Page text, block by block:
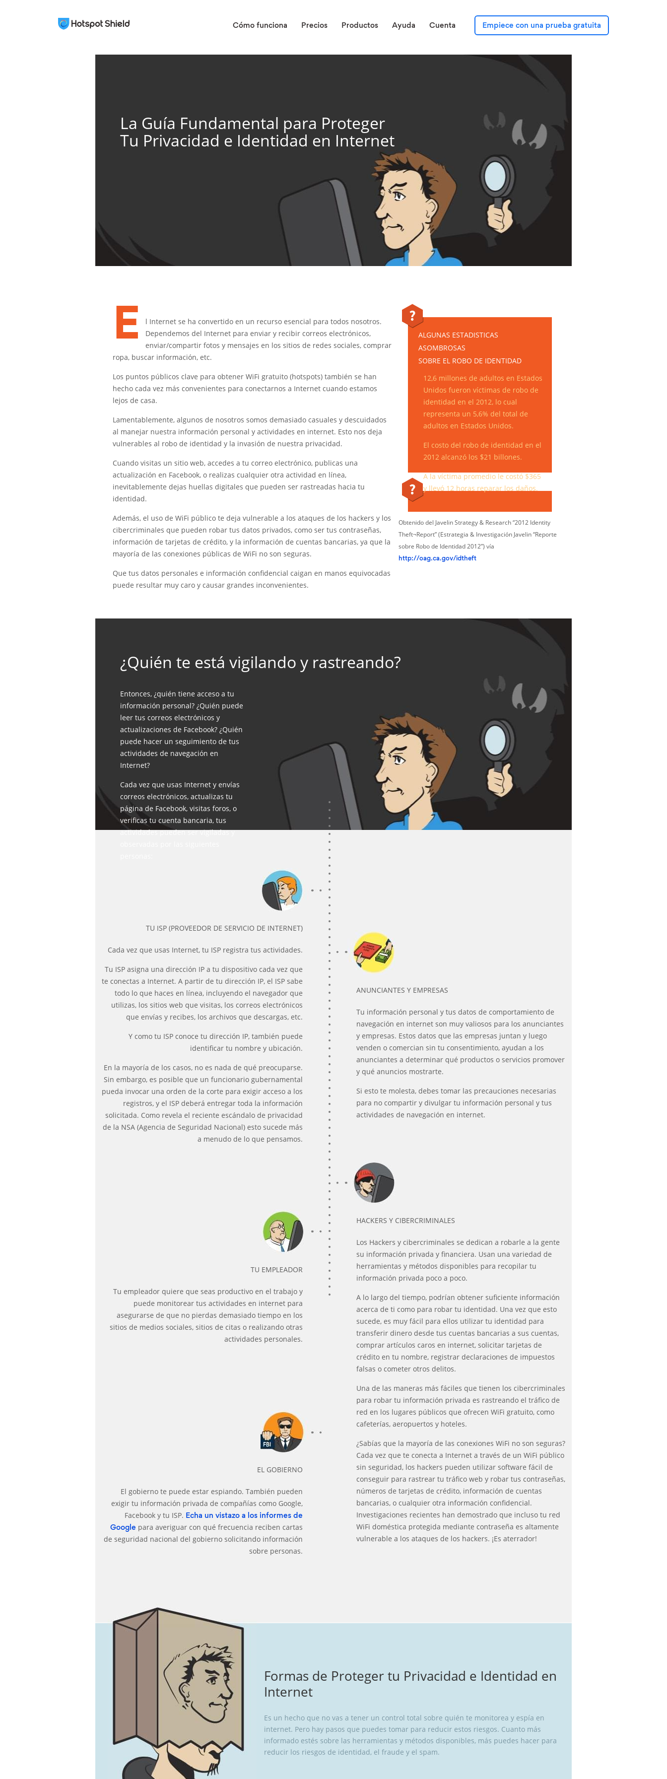
Cómo funciona Precios Productos Ayuda Cuenta Empiece con una prueba gratuita
La Guía Fundamental para Proteger
Tu Privacidad e Identidad en Internet
E
l Internet se ha convertido en un recurso esencial para todos nosotros.
Dependemos del Internet para enviar y recibir correos electrónicos,
enviar/compartir fotos y mensajes en los sitios de redes sociales, comprar
ropa, buscar información, etc.
Los puntos públicos clave para obtener WiFi gratuito (hotspots) también se han
hecho cada vez más convenientes para conectarnos a Internet cuando estamos
lejos de casa.
Lamentablemente, algunos de nosotros somos demasiado casuales y descuidados
al manejar nuestra información personal y actividades en internet. Esto nos deja
vulnerables al robo de identidad y la invasión de nuestra privacidad.
Cuando visitas un sitio web, accedes a tu correo electrónico, publicas una
actualización en Facebook, o realizas cualquier otra actividad en línea,
inevitablemente dejas huellas digitales que pueden ser rastreadas hacia tu
identidad.
Además, el uso de WiFi público te deja vulnerable a los ataques de los hackers y los
cibercriminales que pueden robar tus datos privados, como ser tus contraseñas,
información de tarjetas de crédito, y la información de cuentas bancarias, ya que la
mayoría de las conexiones públicas de WiFi no son seguras.
Que tus datos personales e información confidencial caigan en manos equivocadas
puede resultar muy caro y causar grandes inconvenientes.
ALGUNAS ESTADISTICAS
ASOMBROSAS
SOBRE EL ROBO DE IDENTIDAD
12,6 millones de adultos en Estados
Unidos fueron víctimas de robo de
identidad en el 2012, lo cual
representa un 5,6% del total de
adultos en Estados Unidos.
El costo del robo de identidad en el
2012 alcanzó los $21 billones.
A la víctima promedio le costó $365
y llevó 12 horas reparar los daños.
Obtenido del Javelin Strategy & Research “2012 Identity
Theft¬Report” (Estrategia & Investigación Javelin “Reporte
sobre Robo de Identidad 2012”) vía
http://oag.ca.gov/idtheft
¿Quién te está vigilando y rastreando?
Entonces, ¿quién tiene acceso a tu
información personal? ¿Quién puede
leer tus correos electrónicos y
actualizaciones de Facebook? ¿Quién
puede hacer un seguimiento de tus
actividades de navegación en
Internet?
Cada vez que usas Internet y envías
correos electrónicos, actualizas tu
página de Facebook, visitas foros, o
verificas tu cuenta bancaria, tus
actividades pueden ser vigiladas y
TU ISP (PROVEEDOR DE SERVICIO DE INTERNET)
Cada vez que usas Internet, tu ISP registra tus actividades.
Tu ISP asigna una dirección IP a tu dispositivo cada vez que
te conectas a Internet. A partir de tu dirección IP, el ISP sabe
todo lo que haces en línea, incluyendo el navegador que
utilizas, los sitios web que visitas, los correos electrónicos
que envías y recibes, los archivos que descargas, etc.
Y como tu ISP conoce tu dirección IP, también puede
identificar tu nombre y ubicación.
En la mayoría de los casos, no es nada de qué preocuparse.
Sin embargo, es posible que un funcionario gubernamental
pueda invocar una orden de la corte para exigir acceso a los
registros, y el ISP deberá entregar toda la información
solicitada. Como revela el reciente escándalo de privacidad
de la NSA (Agencia de Seguridad Nacional) esto sucede más
a menudo de lo que pensamos.
TU EMPLEADOR
Tu empleador quiere que seas productivo en el trabajo y
puede monitorear tus actividades en internet para
asegurarse de que no pierdas demasiado tiempo en los
sitios de medios sociales, sitios de citas o realizando otras
actividades personales.
EL GOBIERNO
El gobierno te puede estar espiando. También pueden
exigir tu información privada de compañías como Google,
Facebook y tu ISP. Echa un vistazo a los informes de
Google para averiguar con qué frecuencia reciben cartas
de seguridad nacional del gobierno solicitando información
sobre personas.
ANUNCIANTES Y EMPRESAS
Tu información personal y tus datos de comportamiento de
navegación en internet son muy valiosos para los anunciantes
y empresas. Estos datos que las empresas juntan y luego
venden o comercian sin tu consentimiento, ayudan a los
anunciantes a determinar qué productos o servicios promover
y qué anuncios mostrarte.
Si esto te molesta, debes tomar las precauciones necesarias
para no compartir y divulgar tu información personal y tus
actividades de navegación en internet.
HACKERS Y CIBERCRIMINALES
Los Hackers y cibercriminales se dedican a robarle a la gente
su información privada y financiera. Usan una variedad de
herramientas y métodos disponibles para recopilar tu
información privada poco a poco.
A lo largo del tiempo, podrían obtener suficiente información
acerca de ti como para robar tu identidad. Una vez que esto
sucede, es muy fácil para ellos utilizar tu identidad para
transferir dinero desde tus cuentas bancarias a sus cuentas,
comprar artículos caros en internet, solicitar tarjetas de
crédito en tu nombre, registrar declaraciones de impuestos
falsas o cometer otros delitos.
Una de las maneras más fáciles que tienen los cibercriminales
para robar tu información privada es rastreando el tráfico de
red en los lugares públicos que ofrecen WiFi gratuito, como
cafeterías, aeropuertos y hoteles.
¿Sabías que la mayoría de las conexiones WiFi no son seguras?
Cada vez que te conecta a Internet a través de un WiFi público
sin seguridad, los hackers pueden utilizar software fácil de
conseguir para rastrear tu tráfico web y robar tus contraseñas,
números de tarjetas de crédito, información de cuentas
bancarias, o cualquier otra información confidencial.
Investigaciones recientes han demostrado que incluso tu red
WiFi doméstica protegida mediante contraseña es altamente
vulnerable a los ataques de los hackers. ¡Es aterrador!
Formas de Proteger tu Privacidad e Identidad en
Internet
Es un hecho que no vas a tener un control total sobre quién te monitorea y espía en
internet. Pero hay pasos que puedes tomar para reducir estos riesgos. Cuanto más
informado estés sobre las herramientas y métodos disponibles, más puedes hacer para
reducir los riesgos de identidad, el fraude y el spam.